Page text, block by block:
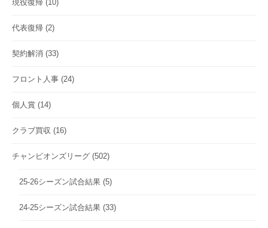
現役復帰 (10)
代表復帰 (2)
契約解消 (33)
フロント人事 (24)
個人賞 (14)
クラブ買収 (16)
チャンピオンズリーグ (502)
25-26シーズン試合結果 (5)
24-25シーズン試合結果 (33)